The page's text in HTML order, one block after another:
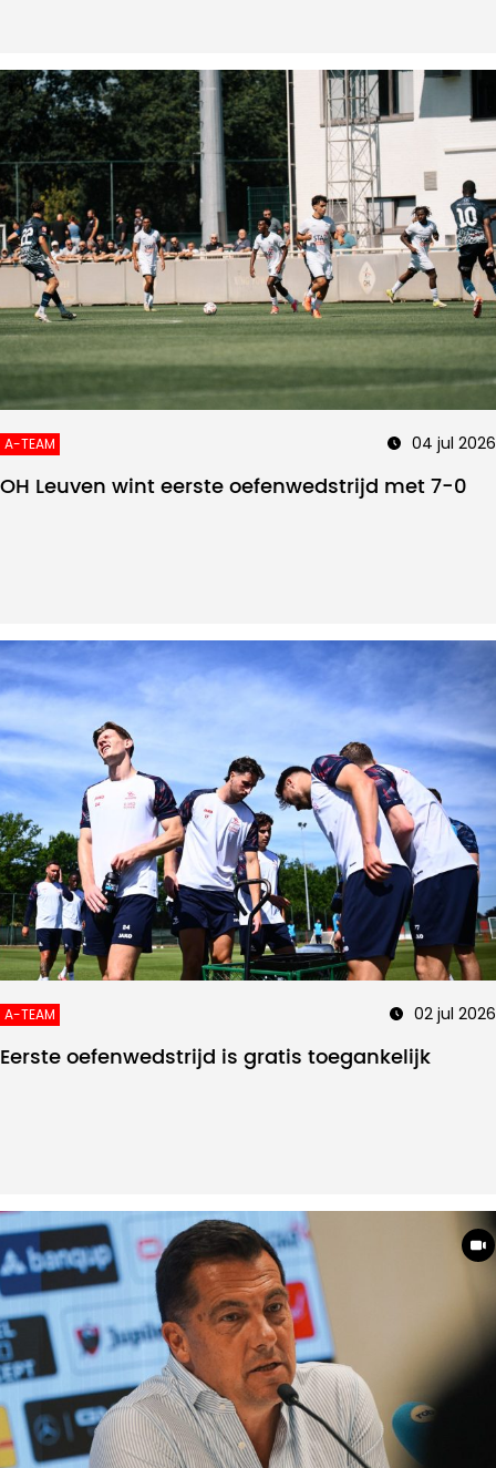
A-TEAM 04 jul 2026
OH Leuven wint eerste oefenwedstrijd met 7-0
A-TEAM 02 jul 2026
Eerste oefenwedstrijd is gratis toegankelijk